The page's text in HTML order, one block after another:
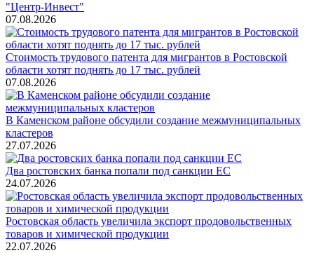
"Центр-Инвест"
07.08.2026
Стоимость трудового патента для мигрантов в Ростовской
области хотят поднять до 17 тыс. рублей
07.08.2026
В Каменском районе обсудили создание межмуниципальных
кластеров
27.07.2026
Два ростовских банка попали под санкции ЕС
24.07.2026
Ростовская область увеличила экспорт продовольственных
товаров и химической продукции
22.07.2026